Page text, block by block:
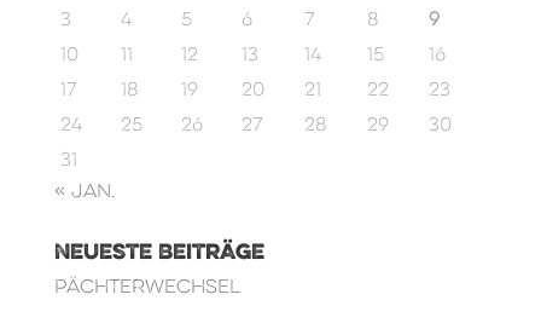
3
4 5 6 7 8
9
10
11 12 13 14 15
16
17
18 19 20 21 22
23
24
25 26 27 28 29
30
31
« Jan.
Neueste Beiträge
Pächterwechsel